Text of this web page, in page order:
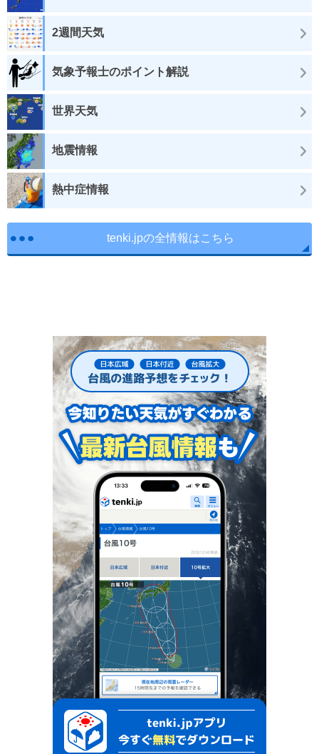
2週間天気
気象予報士のポイント解説
世界天気
地震情報
熱中症情報
tenki.jpの全情報はこちら